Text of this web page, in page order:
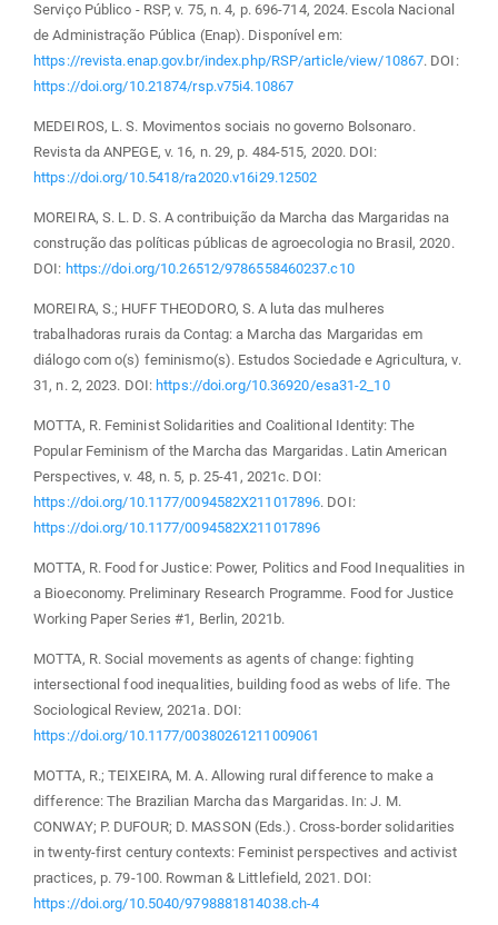
Serviço Público - RSP, v. 75, n. 4, p. 696-714, 2024. Escola Nacional
de Administração Pública (Enap). Disponível em:
https://revista.enap.gov.br/index.php/RSP/article/view/10867. DOI:
https://doi.org/10.21874/rsp.v75i4.10867
MEDEIROS, L. S. Movimentos sociais no governo Bolsonaro.
Revista da ANPEGE, v. 16, n. 29, p. 484-515, 2020. DOI:
https://doi.org/10.5418/ra2020.v16i29.12502
MOREIRA, S. L. D. S. A contribuição da Marcha das Margaridas na
construção das políticas públicas de agroecologia no Brasil, 2020.
DOI: https://doi.org/10.26512/9786558460237.c10
MOREIRA, S.; HUFF THEODORO, S. A luta das mulheres
trabalhadoras rurais da Contag: a Marcha das Margaridas em
diálogo com o(s) feminismo(s). Estudos Sociedade e Agricultura, v.
31, n. 2, 2023. DOI: https://doi.org/10.36920/esa31-2_10
MOTTA, R. Feminist Solidarities and Coalitional Identity: The
Popular Feminism of the Marcha das Margaridas. Latin American
Perspectives, v. 48, n. 5, p. 25-41, 2021c. DOI:
https://doi.org/10.1177/0094582X211017896. DOI:
https://doi.org/10.1177/0094582X211017896
MOTTA, R. Food for Justice: Power, Politics and Food Inequalities in
a Bioeconomy. Preliminary Research Programme. Food for Justice
Working Paper Series #1, Berlin, 2021b.
MOTTA, R. Social movements as agents of change: fighting
intersectional food inequalities, building food as webs of life. The
Sociological Review, 2021a. DOI:
https://doi.org/10.1177/00380261211009061
MOTTA, R.; TEIXEIRA, M. A. Allowing rural difference to make a
difference: The Brazilian Marcha das Margaridas. In: J. M.
CONWAY; P. DUFOUR; D. MASSON (Eds.). Cross-border solidarities
in twenty-first century contexts: Feminist perspectives and activist
practices, p. 79-100. Rowman & Littlefield, 2021. DOI:
https://doi.org/10.5040/9798881814038.ch-4